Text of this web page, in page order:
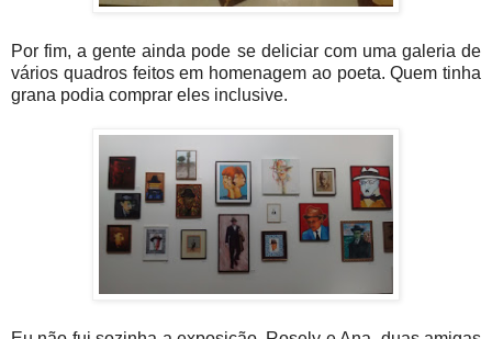
Por fim, a gente ainda pode se deliciar com uma galeria de
vários quadros feitos em homenagem ao poeta. Quem tinha
grana podia comprar eles inclusive.